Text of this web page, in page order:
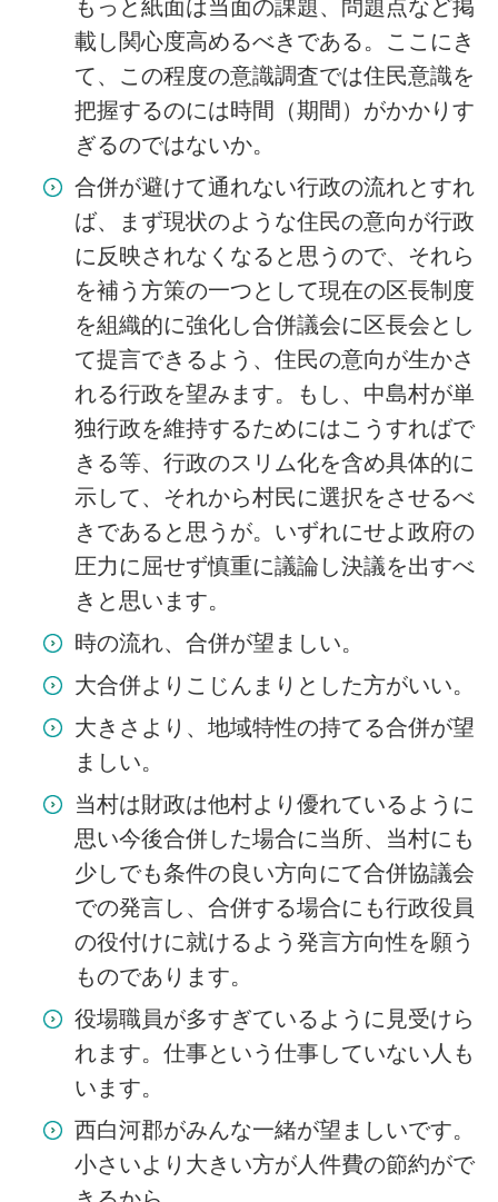
もっと紙面は当面の課題、問題点など掲
載し関心度高めるべきである。ここにき
て、この程度の意識調査では住民意識を
把握するのには時間（期間）がかかりす
ぎるのではないか。
合併が避けて通れない行政の流れとすれ
ば、まず現状のような住民の意向が行政
に反映されなくなると思うので、それら
を補う方策の一つとして現在の区長制度
を組織的に強化し合併議会に区長会とし
て提言できるよう、住民の意向が生かさ
れる行政を望みます。もし、中島村が単
独行政を維持するためにはこうすればで
きる等、行政のスリム化を含め具体的に
示して、それから村民に選択をさせるべ
きであると思うが。いずれにせよ政府の
圧力に屈せず慎重に議論し決議を出すべ
きと思います。
時の流れ、合併が望ましい。
大合併よりこじんまりとした方がいい。
大きさより、地域特性の持てる合併が望
ましい。
当村は財政は他村より優れているように
思い今後合併した場合に当所、当村にも
少しでも条件の良い方向にて合併協議会
での発言し、合併する場合にも行政役員
の役付けに就けるよう発言方向性を願う
ものであります。
役場職員が多すぎているように見受けら
れます。仕事という仕事していない人も
います。
西白河郡がみんな一緒が望ましいです。
小さいより大きい方が人件費の節約がで